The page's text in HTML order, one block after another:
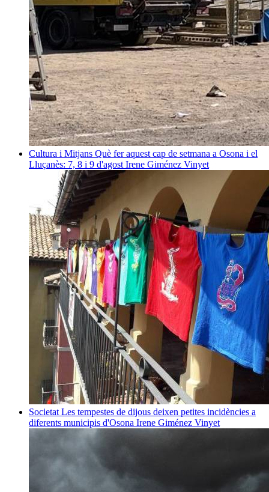
Cultura i Mitjans Què fer aquest cap de setmana a Osona i el
Lluçanès: 7, 8 i 9 d'agost Irene Giménez Vinyet
Societat Les tempestes de dijous deixen petites incidències a
diferents municipis d'Osona Irene Giménez Vinyet